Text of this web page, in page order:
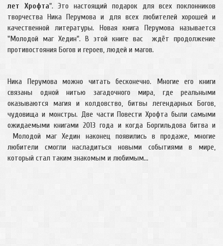
лет Хрофта". Это настоящий подарок для всех поклонников
творчества Ника Перумова и для всех любителей хорошей и
качественной литературы. Новая книга Перумова называется
"Молодой маг Хедин". В этой книге вас ждёт продолжение
противостояния Богов и героев, людей и магов.
Ника Перумова можно читать бесконечно. Многие его книги
связаны одной нитью загадочного мира, где реальными
оказываются магия и колдовство, битвы легендарных Богов,
чудовища и монстры. Две части Повести Хрофта были самыми
ожидаемыми книгами 2013 года и когда Боргильдова битва и
Молодой маг Хедин наконец появились в продаже, многие
любители смогли насладиться новыми событиями в мире,
который стал таким знакомым и любимым...